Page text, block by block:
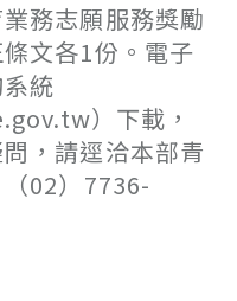
務志願服務獎勵
文各1份。電子
統
）下載，
，請逕洽本部青
02）7736-